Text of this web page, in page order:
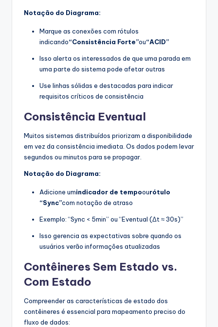
Notação do Diagrama:
Marque as conexões com rótulos
indicando“Consistência Forte”ou“ACID”
Isso alerta os interessados de que uma parada em
uma parte do sistema pode afetar outras
Use linhas sólidas e destacadas para indicar
requisitos críticos de consistência
Consistência Eventual
Muitos sistemas distribuídos priorizam a disponibilidade
em vez da consistência imediata. Os dados podem levar
segundos ou minutos para se propagar.
Notação do Diagrama:
Adicione umindicador de tempoourótulo
“Sync”com notação de atraso
Exemplo: “Sync < 5min” ou “Eventual (Δt ≈ 30s)”
Isso gerencia as expectativas sobre quando os
usuários verão informações atualizadas
Contêineres Sem Estado vs.
Com Estado
Compreender as características de estado dos
contêineres é essencial para mapeamento preciso do
fluxo de dados: